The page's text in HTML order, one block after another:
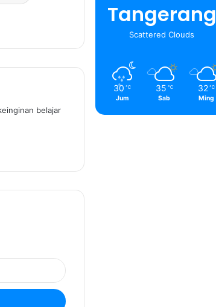
belajar
Tangerang
Scattered Clouds
30 ℃
Jum
35 ℃
Sab
32 ℃
Ming